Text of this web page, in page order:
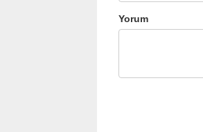
Yorum